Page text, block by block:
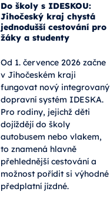
Do školy s IDESKOU:
Jihočeský kraj chystá
jednodušší cestování pro
žáky a studenty
Od 1. července 2026 začne
v Jihočeském kraji
fungovat nový integrovaný
dopravní systém IDESKA.
Pro rodiny, jejichž děti
dojíždějí do školy
autobusem nebo vlakem,
to znamená hlavně
přehlednější cestování a
možnost pořídit si výhodné
předplatní jízdné.